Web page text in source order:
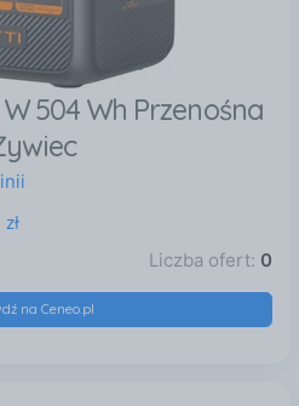
504 Wh Przenośna
Liczba ofert: 0
na Ceneo.pl